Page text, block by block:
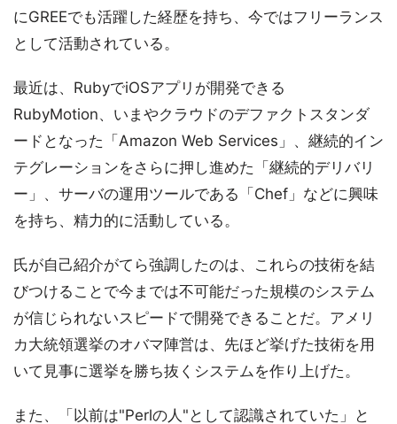
にGREEでも活躍した経歴を持ち、今ではフリーランス
として活動されている。
最近は、RubyでiOSアプリが開発できる
RubyMotion、いまやクラウドのデファクトスタンダ
ードとなった「Amazon Web Services」、継続的イン
テグレーションをさらに押し進めた「継続的デリバリ
ー」、サーバの運用ツールである「Chef」などに興味
を持ち、精力的に活動している。
氏が自己紹介がてら強調したのは、これらの技術を結
びつけることで今までは不可能だった規模のシステム
が信じられないスピードで開発できることだ。アメリ
カ大統領選挙のオバマ陣営は、先ほど挙げた技術を用
いて見事に選挙を勝ち抜くシステムを作り上げた。
また、「以前は"Perlの人"として認識されていた」と